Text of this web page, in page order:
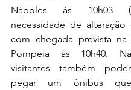
Nápoles às 10h03
necessidade de alteração
com chegada prevista na
Pompeia às 10h40.
visitantes também
pegar um ônibus